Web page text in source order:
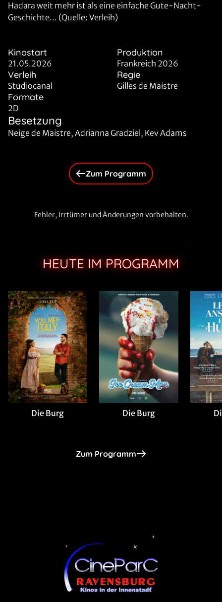
Hadara weit mehr ist als eine einfache Gute-Nacht-
Geschichte... (Quelle: Verleih)
Kinostart
21.05.2026
Produktion
Frankreich 2026
Verleih
Studiocanal
Regie
Gilles de Maistre
Formate
2D
Besetzung
Neige de Maistre, Adrianna Gradziel, Kev Adams
Zum Programm
Fehler, Irrtümer und Änderungen vorbehalten.
HEUTE IM PROGRAMM
Die Burg Die Burg
Zum Programm